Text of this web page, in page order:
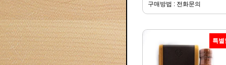
구매방법 : 전화문의
특별